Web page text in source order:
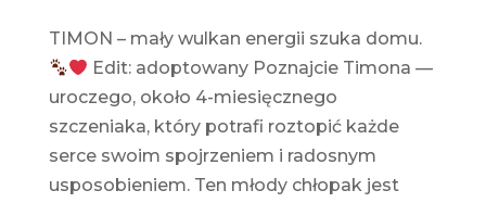
TIMON – mały wulkan energii szuka domu.
Edit: adoptowany Poznajcie Timona —
uroczego, około 4-miesięcznego
szczeniaka, który potrafi roztopić każde
serce swoim spojrzeniem i radosnym
usposobieniem. Ten młody chłopak jest